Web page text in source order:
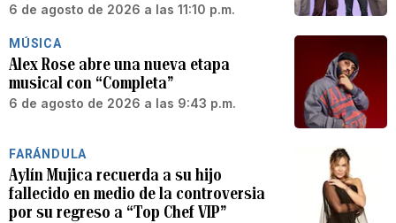
6 de agosto de 2026 a las 11:10 p.m.
MÚSICA
Alex Rose abre una nueva etapa
musical con “Completa”
6 de agosto de 2026 a las 9:43 p.m.
FARÁNDULA
Aylín Mujica recuerda a su hijo
fallecido en medio de la controversia
por su regreso a “Top Chef VIP”